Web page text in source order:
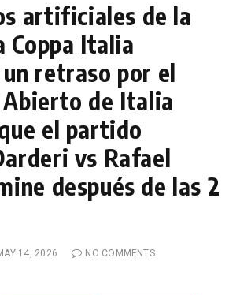
artificiales de la
Coppa Italia
retraso por el
Abierto de Italia
el partido
vs Rafael
después de las 2
14, 2026
NO COMMENTS